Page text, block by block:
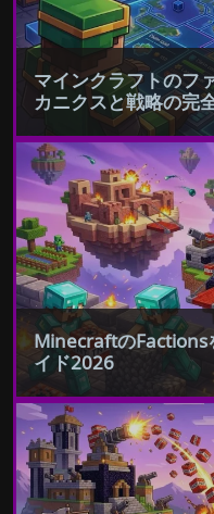
マインクラフトのフ
カニクスと戦略の完
MinecraftのFactions
イド2026